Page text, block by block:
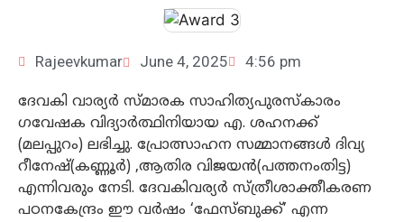
Rajeevkumar June 4, 2025 4:56 pm
ദേവകി വാര്യർ സ്മാരക സാഹിത്യപുരസ്‌കാരം
ഗവേഷക വിദ്യാർത്ഥിനിയായ എ. ശഹനക്ക്
(മലപ്പുറം) ലഭിച്ചു. പ്രോത്സാഹന സമ്മാനങ്ങൾ ദിവ്യ
റീനേഷ്(കണ്ണൂർ) ,ആതിര വിജയൻ(പത്തനംതിട്ട)
എന്നിവരും നേടി. ദേവകിവര്യർ സ്ത്രീശാക്തീകരണ
പഠനകേന്ദ്രം ഈ വർഷം ‘ഫേസ്‌ബുക്ക്’ എന്ന